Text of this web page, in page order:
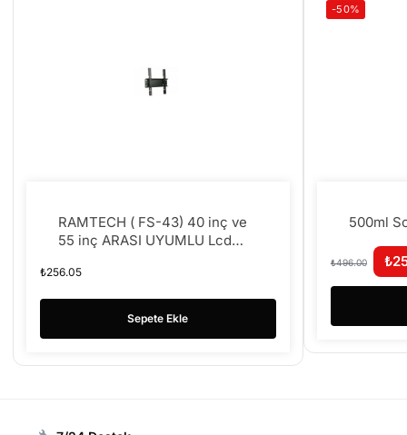
RAMTECH ( FS-43) 40 inç ve
55 inç ARASI UYUMLU Lcd
₺256.05
Sepete Ekle
-50%
500ml
₺496.00 ₺